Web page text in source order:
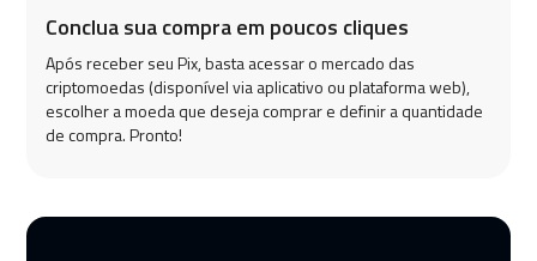
Conclua sua compra em poucos cliques
Após receber seu Pix, basta acessar o mercado das
criptomoedas (disponível via aplicativo ou plataforma web),
escolher a moeda que deseja comprar e definir a quantidade
de compra. Pronto!